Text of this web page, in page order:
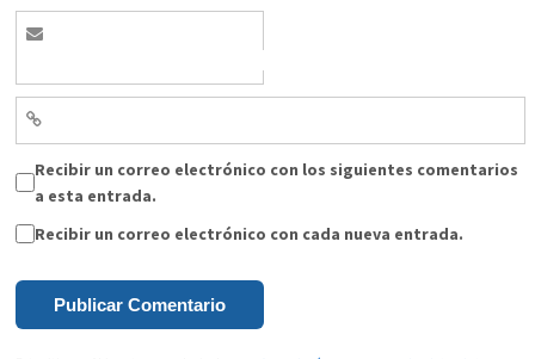
Recibir un correo electrónico con los siguientes comentarios
a esta entrada.
Recibir un correo electrónico con cada nueva entrada.